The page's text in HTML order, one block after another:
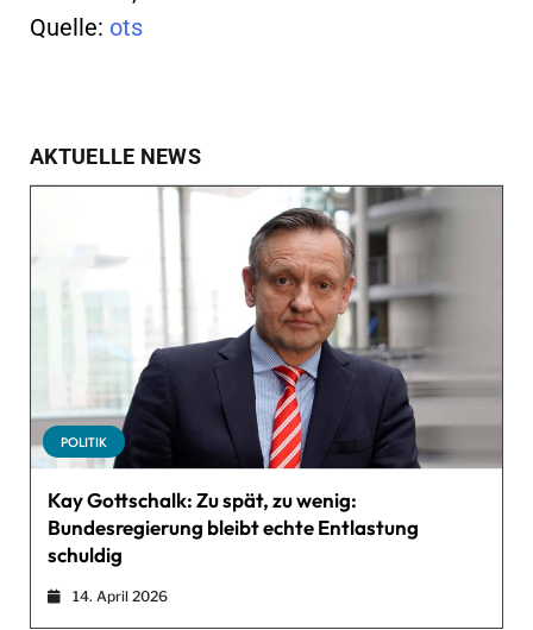
Quelle: ots
AKTUELLE NEWS
POLITIK
Kay Gottschalk: Zu spät, zu wenig:
Bundesregierung bleibt echte Entlastung
schuldig
14. April 2026